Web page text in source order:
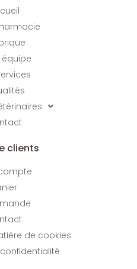
équipe
clients
de cookies